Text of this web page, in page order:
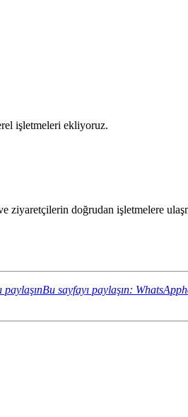
işletmeleri ekliyoruz.
doğrudan işletmelere
paylaşınBu sayfayı paylaşın: